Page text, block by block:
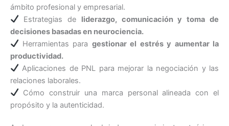
ámbito profesional y empresarial.
Estrategias de liderazgo, comunicación y toma de
decisiones basadas en neurociencia.
Herramientas para gestionar el estrés y aumentar la
productividad.
Aplicaciones de PNL para mejorar la negociación y las
relaciones laborales.
Cómo construir una marca personal alineada con el
propósito y la autenticidad.